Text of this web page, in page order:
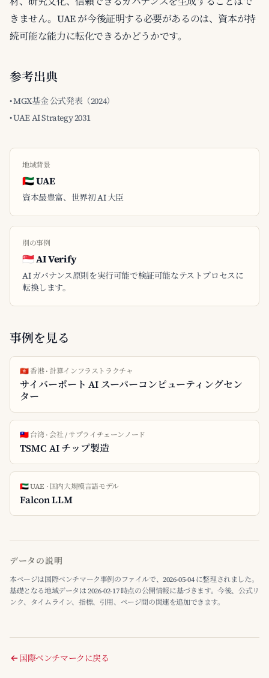
きません。UAE が今後証明する必要があるのは、資本が持
続可能な能力に転化できるかどうかです。
参考出典
• MGX基金 公式発表（2024）
• UAE AI Strategy 2031
地域背景
🇦🇪 UAE
資本最豊富、世界初 AI 大臣
別の事例
🇸🇬 AI Verify
AI ガバナンス原則を実行可能で検証可能なテストプロセスに
転換します。
事例を見る
🇭🇰 香港 · 計算インフラストラクチャ
サイバーポート AI スーパーコンピューティングセン
ター
🇹🇼 台湾 · 会社 / サプライチェーンノード
TSMC AI チップ製造
🇦🇪 UAE · 国内大規模言語モデル
Falcon LLM
データの説明
本ページは国際ベンチマーク事例のファイルで、2026-05-04 に整理されました。
基礎となる地域データは 2026-02-17 時点の公開情報に基づきます。今後、公式リ
ンク、タイムライン、指標、引用、ページ間の関連を追加できます。
国際ベンチマークに戻る